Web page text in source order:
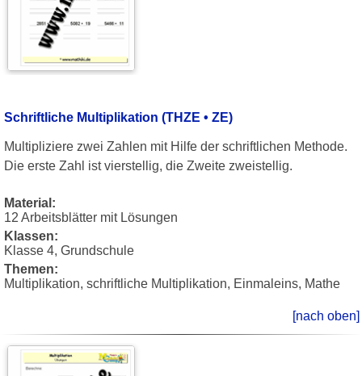
Schriftliche Multiplikation (THZE • ZE)
Multipliziere zwei Zahlen mit Hilfe der schriftlichen Methode.
Die erste Zahl ist vierstellig, die Zweite zweistellig.
Material:
12 Arbeitsblätter mit Lösungen
Klassen:
Klasse 4, Grundschule
Themen:
Multiplikation, schriftliche Multiplikation, Einmaleins, Mathe
[nach oben]